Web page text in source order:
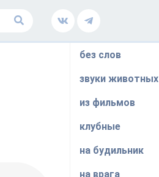
без слов
звуки животных
из фильмов
клубные
на будильник
на врага